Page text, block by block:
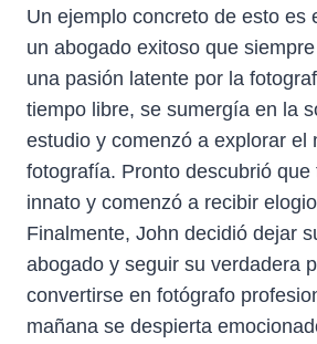
Un ejemplo concreto de esto es
un abogado exitoso que
una pasión latente por la
tiempo libre, se sumergía en la
estudio y comenzó a explorar el
fotografía. Pronto descubrió
innato y comenzó a recibir
Finalmente, John decidió dejar
abogado y seguir su verdadera
convertirse en fotógrafo
mañana se despierta